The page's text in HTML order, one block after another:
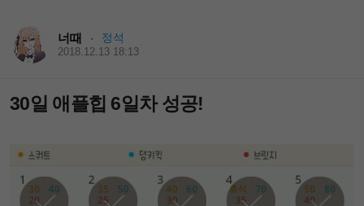
너때 · 정석
2018.12.13 18:13
30일 애플힙 6일차 성공!